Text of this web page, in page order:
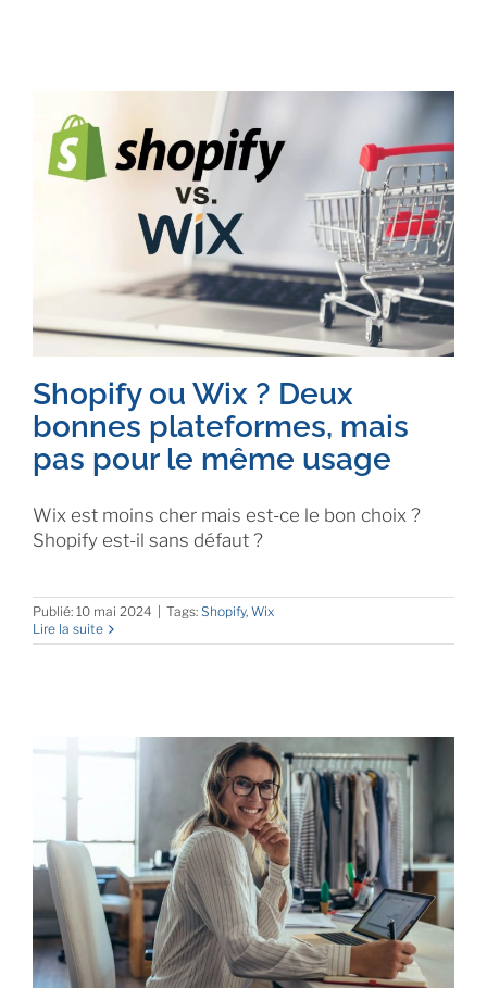
Shopify ou Wix ? Deux
bonnes plateformes, mais
pas pour le même usage
Wix est moins cher mais est-ce le bon choix ?
Shopify est-il sans défaut ?
Publié: 10 mai 2024 Tags: Shopify, Wix
Lire la suite